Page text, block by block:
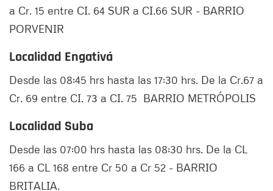
a Cr. 15 entre CI. 64 SUR a CI.66 SUR - BARRIO
PORVENIR
Localidad Engativá
Desde las 08:45 hrs hasta las 17:30 hrs. De la Cr.67 a
Cr. 69 entre CI. 73 a CI. 75 BARRIO METRÓPOLIS
Localidad Suba
Desde las 07:00 hrs hasta las 08:30 hrs. De la CL
166 a CL 168 entre Cr 50 a Cr 52 - BARRIO
BRITALIA.